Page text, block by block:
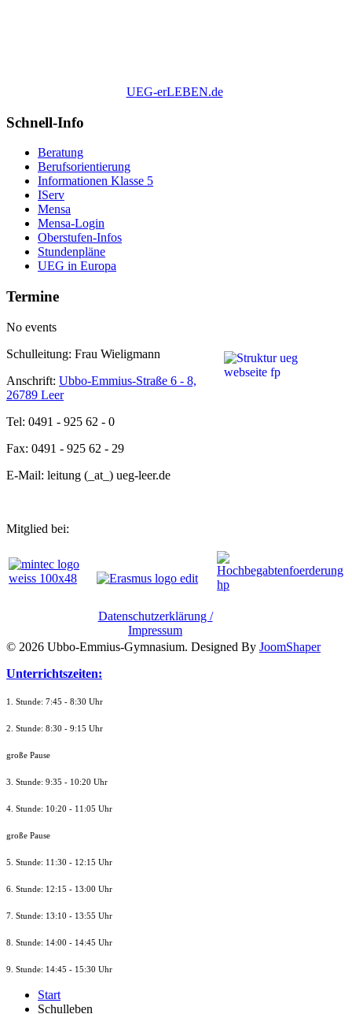
UEG-erLEBEN.de
Schnell-Info
Beratung
Berufsorientierung
Informationen Klasse 5
IServ
Mensa
Mensa-Login
Oberstufen-Infos
Stundenpläne
UEG in Europa
Termine
No events
Schulleitung: Frau Wieligmann
Anschrift: Ubbo-Emmius-Straße 6 - 8,
26789 Leer
Tel: 0491 - 925 62 - 0
Fax: 0491 - 925 62 - 29
E-Mail: leitung (_at_) ueg-leer.de
Mitglied bei:
Datenschutzerklärung /
Impressum
© 2026 Ubbo-Emmius-Gymnasium. Designed By JoomShaper
Unterrichtszeiten:
1. Stunde: 7:45 - 8:30 Uhr
2. Stunde: 8:30 - 9:15 Uhr
große Pause
3. Stunde: 9:35 - 10:20 Uhr
4. Stunde: 10:20 - 11:05 Uhr
große Pause
5. Stunde: 11:30 - 12:15 Uhr
6. Stunde: 12:15 - 13:00 Uhr
7. Stunde: 13:10 - 13:55 Uhr
8. Stunde: 14:00 - 14:45 Uhr
9. Stunde: 14:45 - 15:30 Uhr
Start
Schulleben